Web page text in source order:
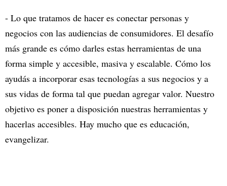
- Lo que tratamos de hacer es conectar personas y
negocios con las audiencias de consumidores. El desafío
más grande es cómo darles estas herramientas de una
forma simple y accesible, masiva y escalable. Cómo los
ayudás a incorporar esas tecnologías a sus negocios y a
sus vidas de forma tal que puedan agregar valor. Nuestro
objetivo es poner a disposición nuestras herramientas y
hacerlas accesibles. Hay mucho que es educación,
evangelizar.